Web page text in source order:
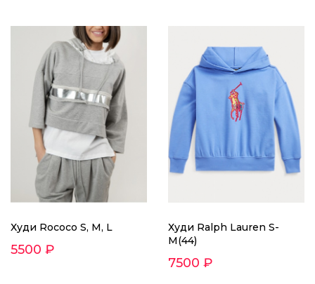
Худи Rococo S, M, L
5500 ₽
Худи Ralph Lauren S-
M(44)
7500 ₽